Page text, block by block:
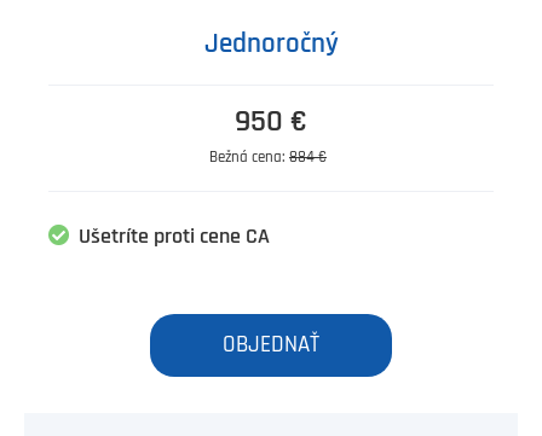
Jednoročný
950 €
Bežná cena: 884 €
Ušetríte proti cene CA
OBJEDNAŤ